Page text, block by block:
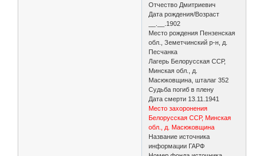
Отчество Дмитриевич
Дата рождения/Возраст
__.__.1902
Место рождения Пензенская
обл., Земетчинский р-н, д.
Песчанка
Лагерь Белорусская ССР,
Минская обл., д.
Масюковщина, шталаг 352
Судьба погиб в плену
Дата смерти 13.11.1941
Место захоронения
Белорусская ССР, Минская
обл., д. Масюковщина
Название источника
информации ГАРФ